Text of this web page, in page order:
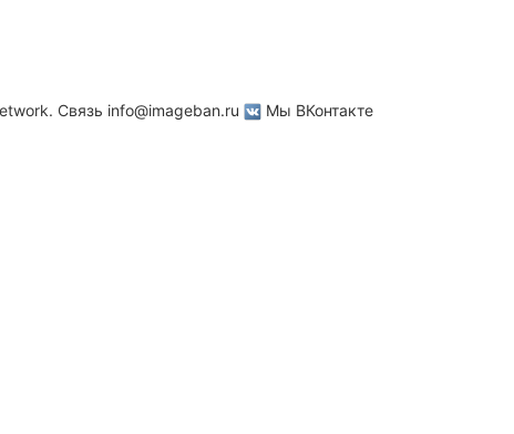
Связь info@imageban.ru
Мы ВКонтакте